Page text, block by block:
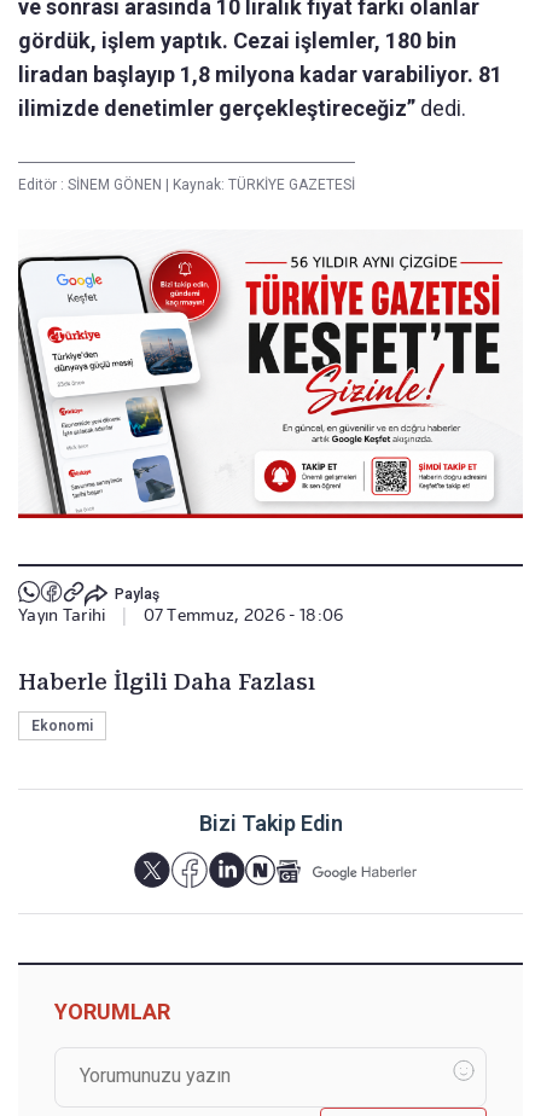
ve sonrası arasında 10 liralık fiyat farkı olanlar
gördük, işlem yaptık. Cezai işlemler, 180 bin
liradan başlayıp 1,8 milyona kadar varabiliyor. 81
ilimizde denetimler gerçekleştireceğiz” dedi.
Editör : SİNEM GÖNEN | Kaynak: TÜRKİYE GAZETESİ
Paylaş
Yayın Tarihi 07 Temmuz, 2026 - 18:06
Haberle İlgili Daha Fazlası
Ekonomi
Bizi Takip Edin
YORUMLAR